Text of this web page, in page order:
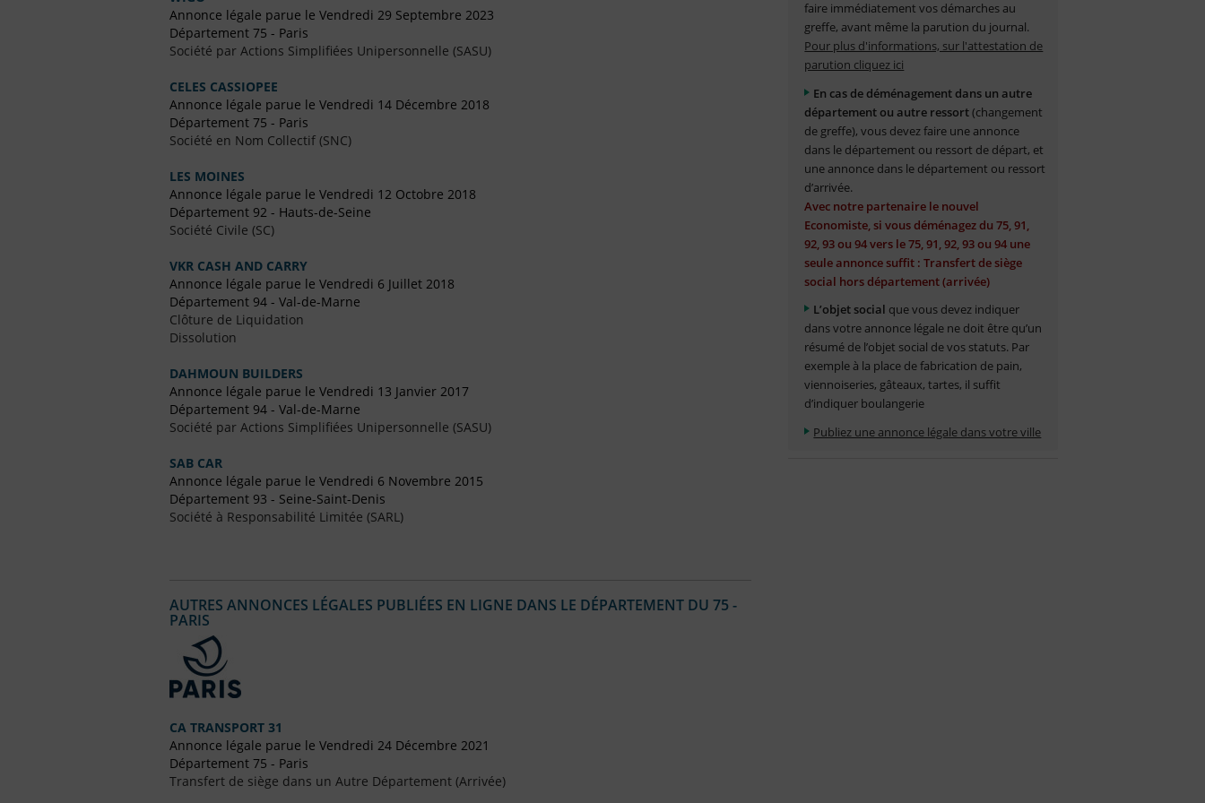
Annonce légale parue le Vendredi 29 Septembre 2023
Département 75 - Paris
Société par Actions Simplifiées Unipersonnelle (SASU)
CELES CASSIOPEE
Annonce légale parue le Vendredi 14 Décembre 2018
Département 75 - Paris
Société en Nom Collectif (SNC)
LES MOINES
Annonce légale parue le Vendredi 12 Octobre 2018
Département 92 - Hauts-de-Seine
Société Civile (SC)
VKR CASH AND CARRY
Annonce légale parue le Vendredi 6 Juillet 2018
Département 94 - Val-de-Marne
Clôture de Liquidation
Dissolution
DAHMOUN BUILDERS
Annonce légale parue le Vendredi 13 Janvier 2017
Département 94 - Val-de-Marne
Société par Actions Simplifiées Unipersonnelle (SASU)
SAB CAR
Annonce légale parue le Vendredi 6 Novembre 2015
Département 93 - Seine-Saint-Denis
Société à Responsabilité Limitée (SARL)
AUTRES ANNONCES LÉGALES PUBLIÉES EN LIGNE DANS LE DÉPARTEMENT DU 75 -
PARIS
CA TRANSPORT 31
Annonce légale parue le Vendredi 24 Décembre 2021
Département 75 - Paris
Transfert de siège dans un Autre Département (Arrivée)
faire immédiatement vos démarches au
greffe, avant même la parution du journal.
Pour plus d'informations, sur l'attestation de
parution cliquez ici
En cas de déménagement dans un autre
département ou autre ressort(changement
de greffe), vous devez faire une annonce
dans le département ou ressort de départ, et
une annonce dans le département ou ressort
d’arrivée.
Avec notre partenaire le nouvel
Economiste, si vous déménagez du 75, 91,
92, 93 ou 94 vers le 75, 91, 92, 93 ou 94 une
seule annonce suffit : Transfert de siège
social hors département (arrivée)
L’objet social que vous devez indiquer
dans votre annonce légale ne doit être qu’un
résumé de l’objet social de vos statuts. Par
exemple à la place de fabrication de pain,
viennoiseries, gâteaux, tartes, il suffit
d’indiquer boulangerie
Publiez une annonce légale dans votre ville